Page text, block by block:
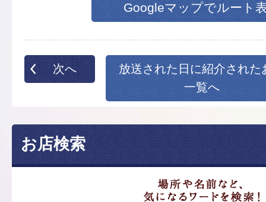
Googleマップでルート
次へ
放送された日に紹介された
一覧へ
お店検索